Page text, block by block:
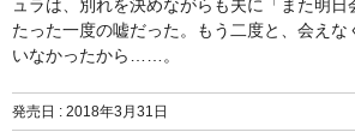
ュラは、別れを決めながらも夫に「また明日
たった一度の嘘だった。もう二度と、会えな
いなかったから……。
発売日 : 2018年3月31日